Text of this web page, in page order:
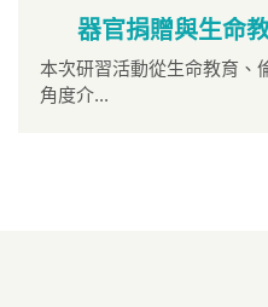
器官捐贈與生命
本次研習活動從生命教育、
角度介...